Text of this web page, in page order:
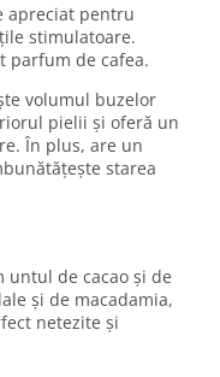
apreciat pentru
stimulatoare.
parfum de cafea.
volumul buzelor
pielii și oferă un
În plus, are un
starea
de cacao și de
și de macadamia,
netezite și